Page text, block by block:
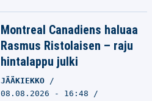
Montreal Canadiens haluaa
Rasmus Ristolaisen – raju
hintalappu julki
JÄÄKIEKKO
08.08.2026 - 16:48